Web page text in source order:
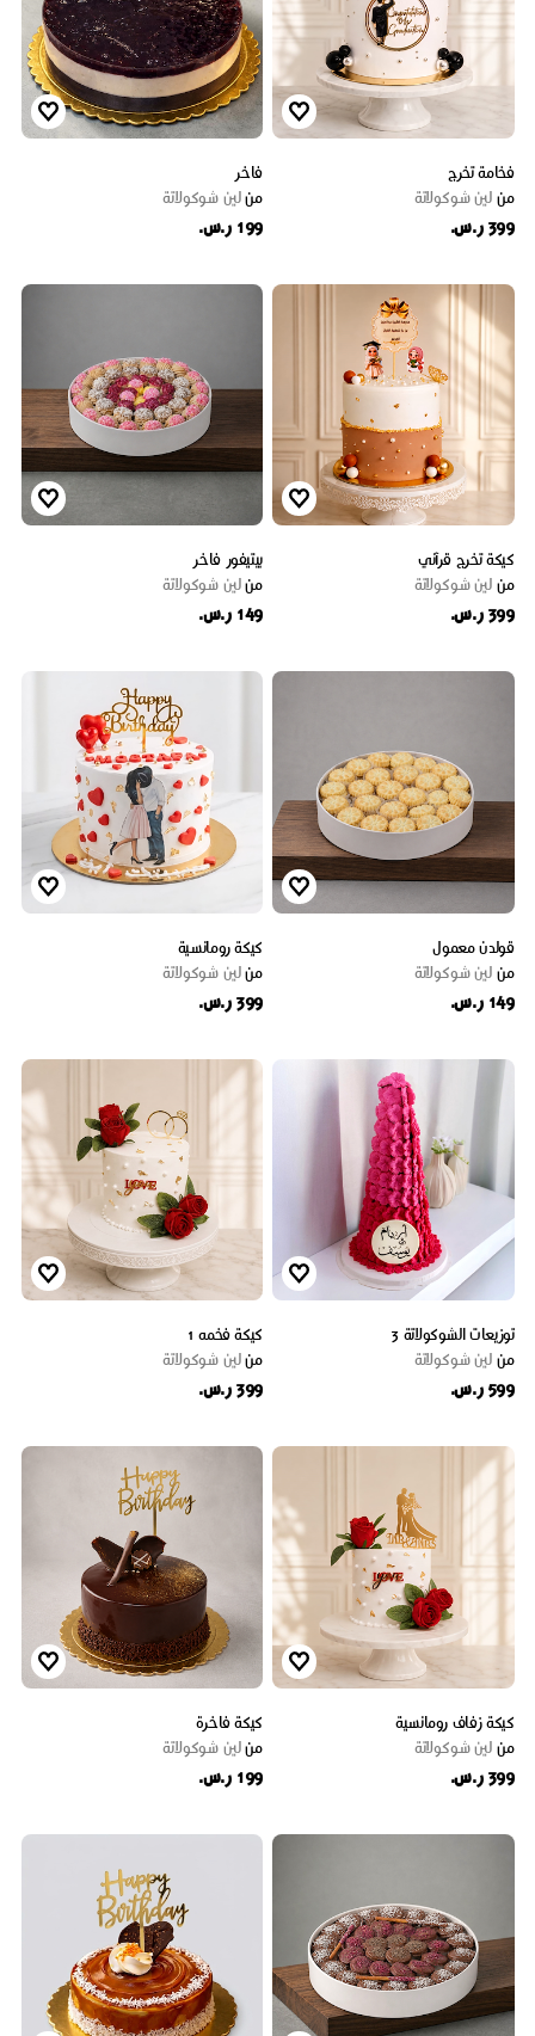
فخامة تخرج
من لين شوكولاتة
399 ر.س.
فاخر
منلين شوكولاتة
199 ر.س.
كيكة تخرج قرآني
من لين شوكولاتة
399 ر.س.
بيتيفور فاخر
منلين شوكولاتة
149 ر.س.
قولدن معمول
من لين شوكولاتة
149 ر.س.
كيكة رومانسية
منلين شوكولاتة
399 ر.س.
توزيعات الشوكولاتة 3
من لين شوكولاتة
599 ر.س.
كيكة فخمه 1
منلين شوكولاتة
399 ر.س.
كيكة زفاف رومانسية
من لين شوكولاتة
399 ر.س.
كيكة فاخرة
منلين شوكولاتة
199 ر.س.